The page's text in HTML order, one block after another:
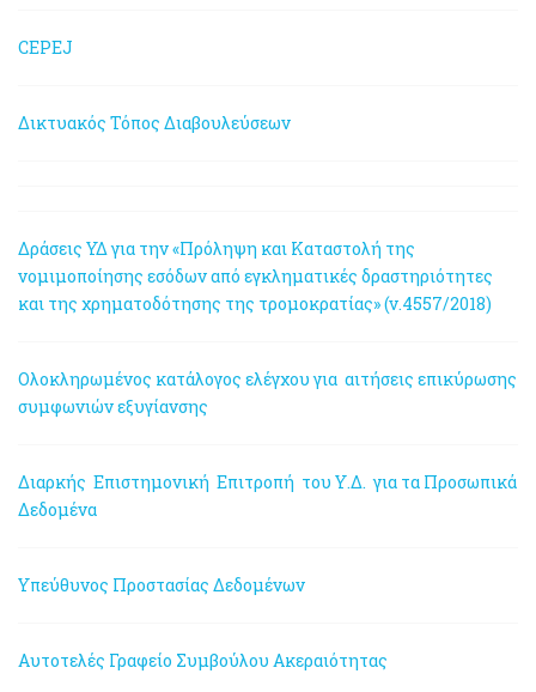
CEPEJ
Δικτυακός Τόπος Διαβουλεύσεων
Δράσεις ΥΔ για την «Πρόληψη και Καταστολή της
νομιμοποίησης εσόδων από εγκληματικές δραστηριότητες
και της χρηματοδότησης της τρομοκρατίας» (ν.4557/2018)
Ολοκληρωμένος κατάλογος ελέγχου για αιτήσεις επικύρωσης
συμφωνιών εξυγίανσης
Διαρκής Επιστημονική Επιτροπή του Υ.Δ. για τα Προσωπικά
Δεδομένα
Υπεύθυνος Προστασίας Δεδομένων
Αυτοτελές Γραφείο Συμβούλου Ακεραιότητας